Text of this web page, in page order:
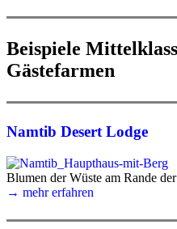
Beispiele
Gästefarmen
Namtib Desert Lodge
Blumen der Wüste am Rande
→ mehr erfahren